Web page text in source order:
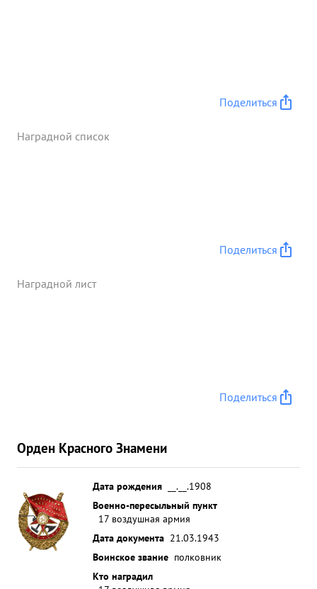
Поделиться
Наградной список
Поделиться
Наградной лист
Поделиться
Орден Красного Знамени
Дата рождения
__.__.1908
Военно-пересыльный пункт
17 воздушная армия
Дата документа 21.03.1943
Воинское звание полковник
Кто наградил